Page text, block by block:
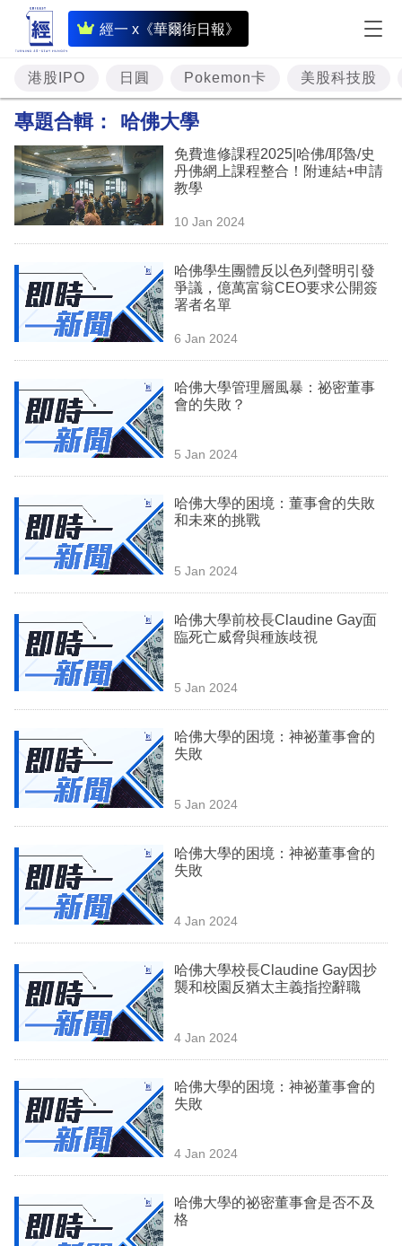
經一 x《華爾街日報》
即
時
財
經
題
投
資
理
業
科
技
場
生
時
事
訂
閱
港股IPO 日圓 Pokemon卡 美股科技股
專題合輯： 哈佛大學
免費進修課程2025|哈佛/耶魯/史
丹佛網上課程整合！附連結+申請
教學
10 Jan 2024
哈佛學生團體反以色列聲明引發
爭議，億萬富翁CEO要求公開簽
署者名單
6 Jan 2024
哈佛大學管理層風暴：祕密董事
會的失敗？
5 Jan 2024
哈佛大學的困境：董事會的失敗
和未來的挑戰
5 Jan 2024
哈佛大學前校長Claudine Gay面
臨死亡威脅與種族歧視
5 Jan 2024
哈佛大學的困境：神祕董事會的
失敗
5 Jan 2024
哈佛大學的困境：神祕董事會的
失敗
4 Jan 2024
哈佛大學校長Claudine Gay因抄
襲和校園反猶太主義指控辭職
4 Jan 2024
哈佛大學的困境：神祕董事會的
失敗
4 Jan 2024
哈佛大學的祕密董事會是否不及
格